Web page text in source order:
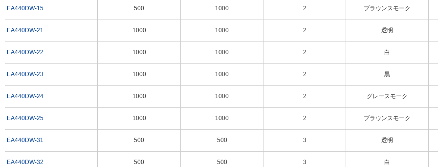
EA440DW-81
EA440DW-82 1×1m 5 白
EA440DW-15
EA440DW-21
EA440DW-22
EA440DW-23
EA440DW-24
EA440DW-25
EA440DW-31
EA440DW-32
500 1000 2 ブラウンスモーク
1000 1000 2 透明
1000 1000 2 白
1000 1000 2 黒
1000 1000 2 グレースモーク
1000 1000 2 ブラウンスモーク
500 500 3 透明
500 500 3 白